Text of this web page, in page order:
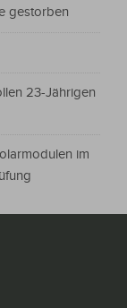
gestorben
23-Jährigen
im